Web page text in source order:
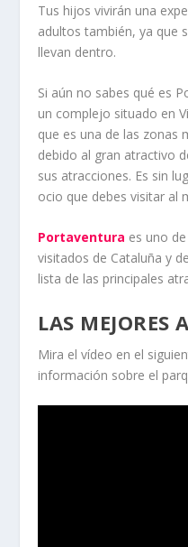
Tus hijos vivirán una
adultos también, ya que
llevan dentro.
Si aún no sabes qué es
un complejo situado en
que es una de las zonas
debido al gran atractivo
sus atracciones. Es sin
ocio que debes visitar al
Portaventura es uno
visitados de Cataluña y
lista de las principales
LAS MEJORES
Mira el vídeo en el
información sobre el